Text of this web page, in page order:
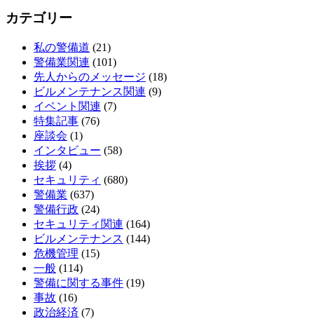
カテゴリー
私の警備道 (21)
警備業関連 (101)
先人からのメッセージ (18)
ビルメンテナンス関連 (9)
イベント関連 (7)
特集記事 (76)
座談会 (1)
インタビュー (58)
挨拶 (4)
セキュリティ (680)
警備業 (637)
警備行政 (24)
セキュリティ関連 (164)
ビルメンテナンス (144)
危機管理 (15)
一般 (114)
警備に関する事件 (19)
事故 (16)
政治経済 (7)